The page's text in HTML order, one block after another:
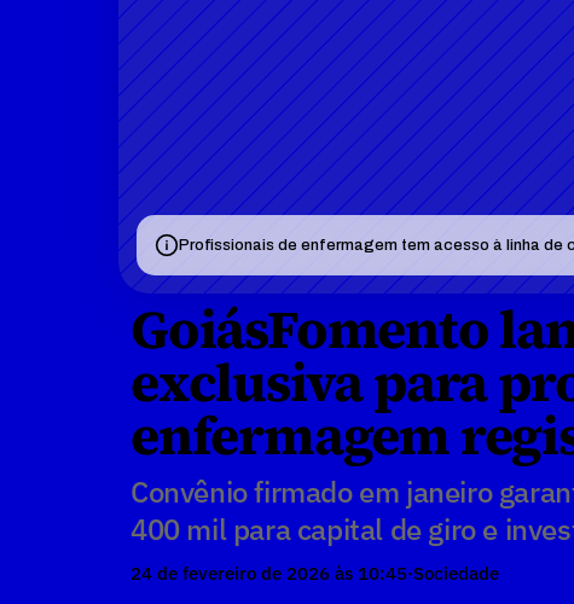
Profissionais de enfermagem tem acesso à linha de
GoiásFomento
exclusiva para
enfermagem
Convênio firmado em janeiro
400 mil para capital de giro e
24 de fevereiro de 2026 às 10:45·Sociedade